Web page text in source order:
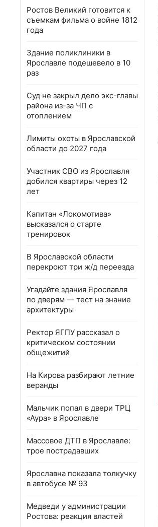
Ростов Великий готовится к
съемкам фильма о войне 1812
года
Здание поликлиники в
Ярославле подешевело в 10
раз
Суд не закрыл дело экс-главы
района из-за ЧП с
отоплением
Лимиты охоты в Ярославской
области до 2027 года
Участник СВО из Ярославля
добился квартиры через 12
лет
Капитан «Локомотива»
высказался о старте
тренировок
В Ярославской области
перекроют три ж/д переезда
Угадайте здания Ярославля
по дверям — тест на знание
архитектуры
Ректор ЯГПУ рассказал о
критическом состоянии
общежитий
На Кирова разбирают летние
веранды
Мальчик попал в двери ТРЦ
«Аура» в Ярославле
Массовое ДТП в Ярославле:
трое пострадавших
Ярославна показала толкучку
в автобусе № 93
Медведи у администрации
Ростова: реакция властей